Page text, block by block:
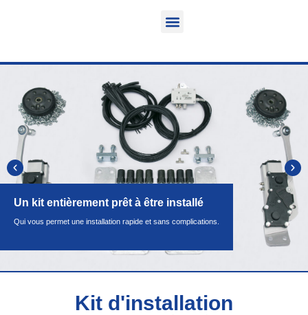
Un kit entièrement prêt à être installé
Qui vous permet une installation rapide et sans complications.
Kit d'installation